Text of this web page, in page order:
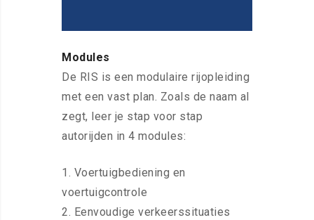
Modules
De RIS is een modulaire rijopleiding
met een vast plan. Zoals de naam al
zegt, leer je stap voor stap
autorijden in 4 modules:
1. Voertuigbediening en
voertuigcontrole
2. Eenvoudige verkeerssituaties